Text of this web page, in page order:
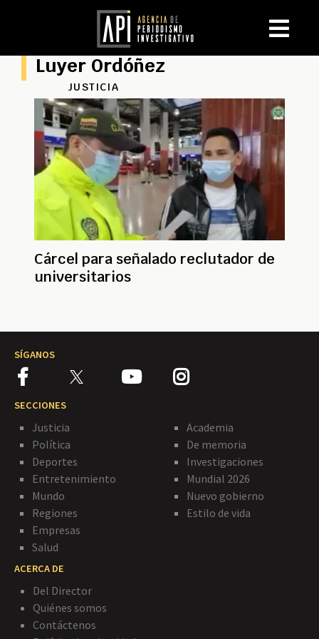
Luyer Ordóñez
JUSTICIA
Cárcel para señalado reclutador de
universitarios
SÍGANOS
SECCIONES
Justicia
Política
Deportes
Entretenimiento
Mundo
Regiones
Empresas
Salud
Academia
De memoria
Investigaciones
Mundial 2026
Nuevo gobierno
Estilo de vida
ACERCA DE
Del Director
Quiénes somos
Contáctenos